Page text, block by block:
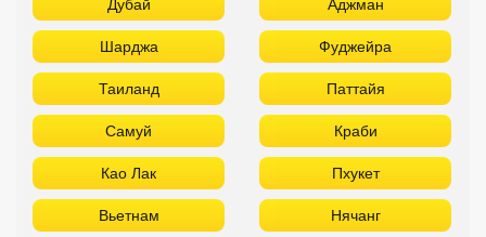
Дубай Аджман
Шарджа Фуджейра
Таиланд Паттайя
Самуй Краби
Као Лак Пхукет
Вьетнам Нячанг